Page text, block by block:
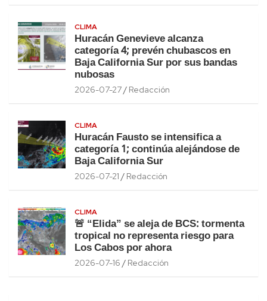
CLIMA
Huracán Genevieve alcanza
categoría 4; prevén chubascos en
Baja California Sur por sus bandas
nubosas
2026-07-27 Redacción
CLIMA
Huracán Fausto se intensifica a
categoría 1; continúa alejándose de
Baja California Sur
2026-07-21 Redacción
CLIMA
🚨 “Elida” se aleja de BCS: tormenta
tropical no representa riesgo para
Los Cabos por ahora
2026-07-16 Redacción